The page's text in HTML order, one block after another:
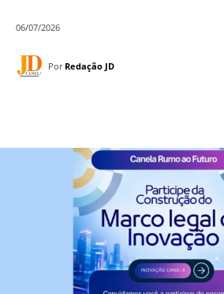
06/07/2026
Por Redação JD